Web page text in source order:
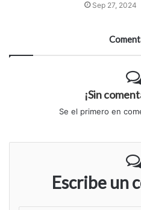
Sep 27, 2024
¡Sin
Se el primero en
Escribe un